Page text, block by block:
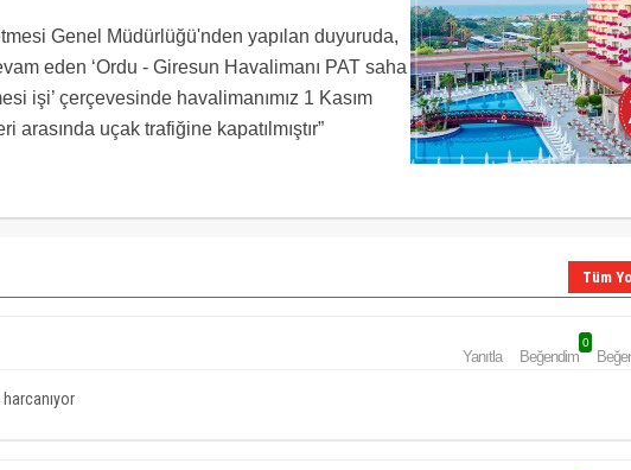
Genel Müdürlüğü'nden yapılan duyuruda,
eden ‘Ordu - Giresun Havalimanı PAT saha
işi’ çerçevesinde havalimanımız 1 Kasım
arasında uçak trafiğine kapatılmıştır”
Tüm
Yanıtla Beğendim
0